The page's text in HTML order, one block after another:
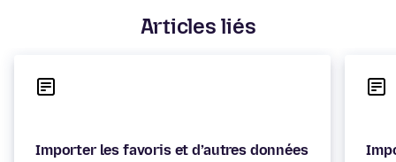
Articles liés
Importer les favoris et d’autres données